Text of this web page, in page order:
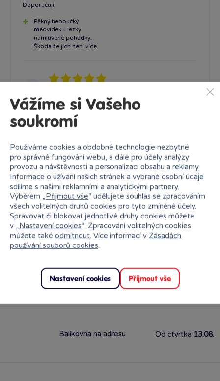
Ověřená recenze
Doporučuji.
Pěkný heboučký
medvídek. Hezky
namluvené pohádky.
Škoda že jich není více.
Načíst další recenze
Podobné produkty
Předpokládané doručení domů
Balíkovna Od čtvrtka
Balíkovna na adresu Od čtvrtka 13.08.
Vážíme si Vašeho
soukromí
Používáme cookies a obdobné technologie nezbytné
pro správné fungování webu, a dále pro účely analýzy
provozu a návštěvnosti a personalizaci obsahu a reklamy.
Informace o užívání našich stránek a vybrané osobní údaje
sdílíme s našimi reklamními a analytickými partnery.
Výběrem „Přijmout vše“ udělujete souhlas se zpracováním
všech volitelných druhů cookies pro tyto zmíněné účely.
Spravovat či blokovat jednotlivé druhy cookies můžete
v „Nastavení cookies“. Zpracování volitelných cookies
můžete také odmítnout. Více informací v Zásadách
používání souborů cookies.
Nastavení cookies Přijmout vše